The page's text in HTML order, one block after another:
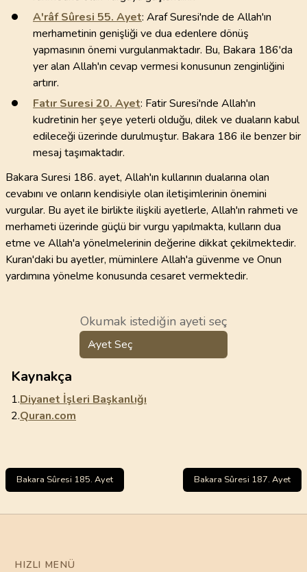
A'râf Sûresi 55. Ayet: Araf Suresi'nde de Allah'ın
merhametinin genişliği ve dua edenlere dönüş
yapmasının önemi vurgulanmaktadır. Bu, Bakara 186'da
yer alan Allah'ın cevap vermesi konusunun zenginliğini
artırır.
Fatır Suresi 20. Ayet: Fatir Suresi'nde Allah'ın
kudretinin her şeye yeterli olduğu, dilek ve duaların kabul
edileceği üzerinde durulmuştur. Bakara 186 ile benzer bir
mesaj taşımaktadır.
Bakara Suresi 186. ayet, Allah'ın kullarının dualarına olan
cevabını ve onların kendisiyle olan iletişimlerinin önemini
vurgular. Bu ayet ile birlikte ilişkili ayetlerle, Allah'ın rahmeti ve
merhameti üzerinde güçlü bir vurgu yapılmakta, kulların dua
etme ve Allah'a yönelmelerinin değerine dikkat çekilmektedir.
Kuran'daki bu ayetler, müminlere Allah'a güvenme ve Onun
yardımına yönelme konusunda cesaret vermektedir.
Okumak istediğin ayeti seç
Ayet Seç
Kaynakça
1.Diyanet İşleri Başkanlığı
2.Quran.com
Bakara Sûresi 185. Ayet Bakara Sûresi 187. Ayet
HIZLI MENÜ